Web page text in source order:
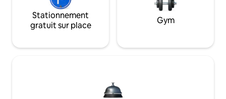
Stationnement
gratuit sur place
Gym